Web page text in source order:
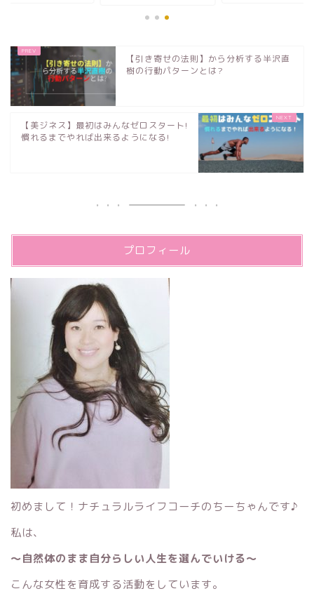
【引き寄せの法則】から分析する半沢直
樹の行動パターンとは?
【美ジネス】最初はみんなゼロスタート!
慣れるまでやれば出来るようになる!
プロフィール
初めまして！ナチュラルライフコーチのちーちゃんです♪
私は、
〜自然体のまま自分らしい人生を選んでいける〜
こんな女性を育成する活動をしています。